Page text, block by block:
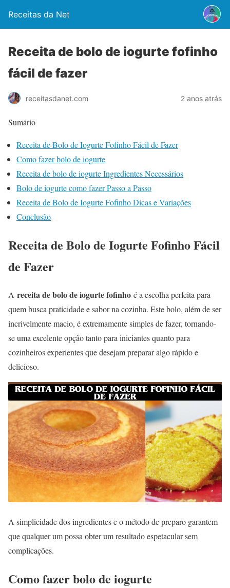
Receitas da Net
Receita de bolo de iogurte fofinho
fácil de fazer
receitasdanet.com 2 anos atrás
Sumário
Receita de Bolo de Iogurte Fofinho Fácil de Fazer
Como fazer bolo de iogurte
Receita de bolo de iogurte Ingredientes Necessários
Bolo de iogurte como fazer Passo a Passo
Receita de Bolo de Iogurte Fofinho Dicas e Variações
Conclusão
Receita de Bolo de Iogurte Fofinho Fácil
de Fazer
A receita de bolo de iogurte fofinho é a escolha perfeita para
quem busca praticidade e sabor na cozinha. Este bolo, além de ser
incrivelmente macio, é extremamente simples de fazer, tornando-
se uma excelente opção tanto para iniciantes quanto para
cozinheiros experientes que desejam preparar algo rápido e
delicioso.
A simplicidade dos ingredientes e o método de preparo garantem
que qualquer um possa obter um resultado espetacular sem
complicações.
Como fazer bolo de iogurte